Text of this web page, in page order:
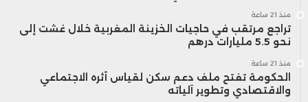
منذ 21 ساعة
تراجع مرتقب في حاجيات الخزينة المغربية خلال غشت إلى
نحو 5.5 مليارات درهم
منذ 21 ساعة
الحكومة تفتح ملف دعم سكن لقياس أثره الاجتماعي
والاقتصادي وتطوير آلياته